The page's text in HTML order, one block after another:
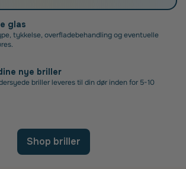
glas
tykkelse, overfladebehandling og eventuelle
nye briller
briller leveres til din dør inden for 5-10
Shop briller